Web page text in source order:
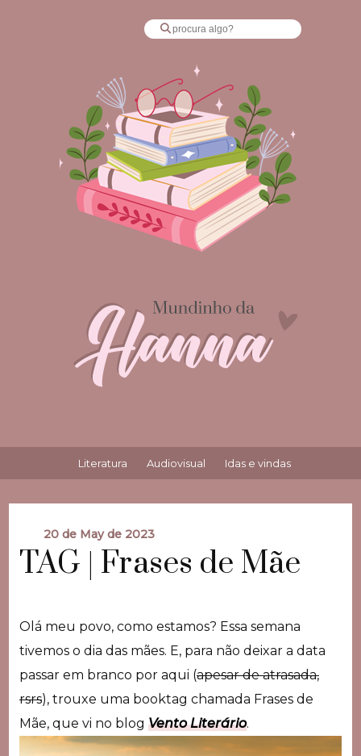
Literatura Audiovisual Idas e vindas
20 de May de 2023
TAG | Frases de Mãe
Olá meu povo, como estamos? Essa semana
tivemos o dia das mães. E, para não deixar a data
passar em branco por aqui (apesar de atrasada,
rsrs), trouxe uma booktag chamada Frases de
Mãe, que vi no blog Vento Literário.